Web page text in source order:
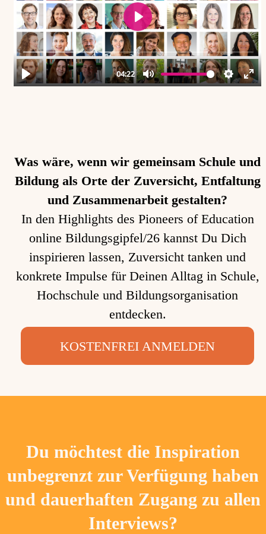
Was wäre, wenn wir gemeinsam Schule und
Bildung als Orte der Zuversicht, Entfaltung
und Zusammenarbeit gestalten?
In den Highlights des Pioneers of Education
online Bildungsgipfel/26 kannst Du Dich
inspirieren lassen, Zuversicht tanken und
konkrete Impulse für Deinen Alltag in Schule,
Hochschule und Bildungsorganisation
entdecken.
KOSTENFREI ANMELDEN
Du möchtest die Inspiration
unbegrenzt zur Verfügung haben
und dauerhaften Zugang zu allen
Interviews?